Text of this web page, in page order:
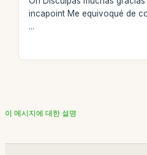
incapoint Me equivoqué de
...
이 메시지에 대한 설명